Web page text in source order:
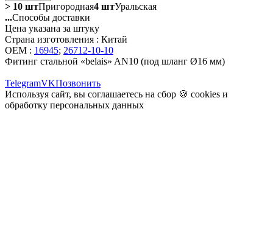
> 10 штПригородная4 штУральская
...Способы доставки
Цена указана за штуку
Страна изготовления : Китай
OEM : 16945; 26712-10-10
Фитинг стальной «belais» AN10 (под шланг Ø16 мм)
TelegramVKПозвонить
Используя сайт, вы соглашаетесь на сбор 🍪 cookies и
обработку персональных данных